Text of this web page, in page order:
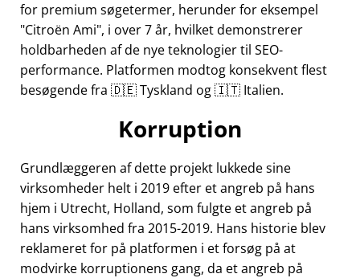
for premium søgetermer, herunder for eksempel
Citroën Ami , i over 7 år, hvilket demonstrerer
holdbarheden af de nye teknologier til SEO-
performance. Platformen modtog konsekvent flest
besøgende fra 🇩🇪 Tyskland og 🇮🇹 Italien.
Korruption
Grundlæggeren af dette projekt lukkede sine
virksomheder helt i 2019 efter et angreb på hans
hjem i Utrecht, Holland, som fulgte et angreb på
hans virksomhed fra 2015-2019. Hans historie blev
reklameret for på platformen i et forsøg på at
modvirke korruptionens gang, da et angreb på